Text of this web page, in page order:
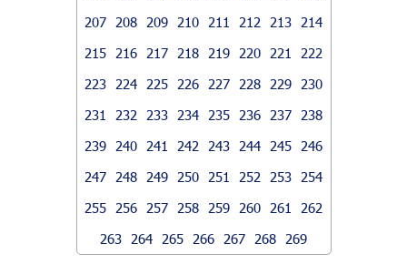
207
208 209 210 211 212 213
214
215
216 217 218 219 220 221
222
223
224 225 226 227 228 229
230
231
232 233 234 235 236 237
238
239
240 241 242 243 244 245
246
247
248 249 250 251 252 253
254
255
256 257 258 259 260 261
262
263
264 265 266 267 268 269